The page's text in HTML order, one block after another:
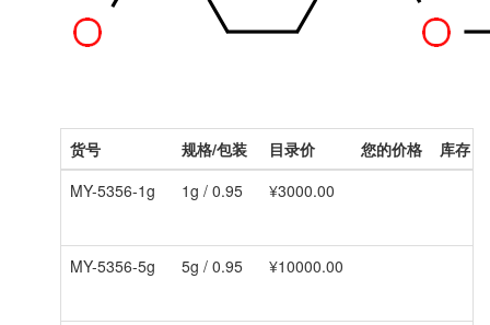
货号 规格/包装 目录价 您的价格 库存
MY-5356-1g
1g / 0.95 ¥3000.00
MY-5356-5g 5g / 0.95 ¥10000.00